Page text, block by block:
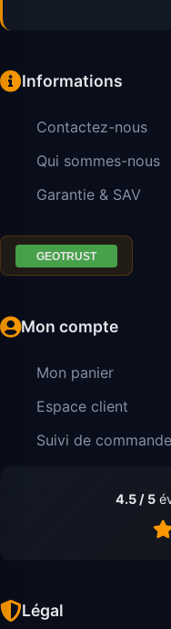
Informations
Contactez-nous
Qui sommes-nous
Garantie & SAV
Mon compte
Mon panier
Espace client
Suivi de commande
4.5 / 5
Légal